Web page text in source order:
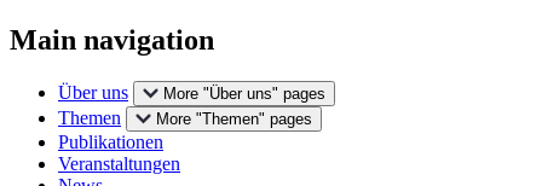
Main navigation
Über uns More "Über uns" pages
Themen More "Themen" pages
Publikationen
Veranstaltungen